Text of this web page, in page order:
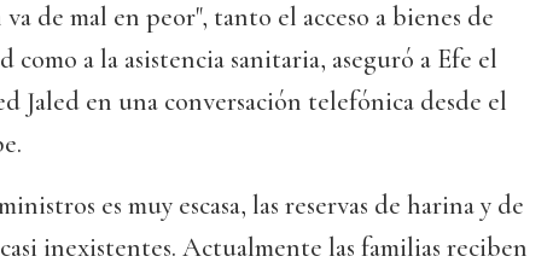
de mal en peor", tanto el acceso a bienes de
como a la asistencia sanitaria, aseguró a Efe el
Jaled en una conversación telefónica desde el
es muy escasa, las reservas de harina y de
inexistentes. Actualmente las familias reciben